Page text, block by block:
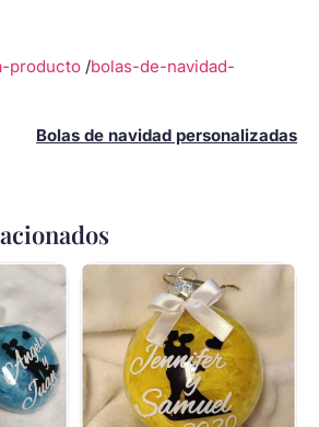
producto /bolas-de-navidad-
Bolas de navidad personalizadas